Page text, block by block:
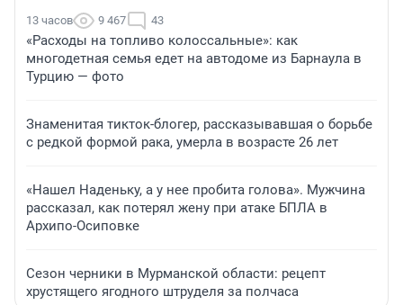
13 часов 9 467 43
«Расходы на топливо колоссальные»: как
многодетная семья едет на автодоме из Барнаула в
Турцию — фото
Знаменитая тикток-блогер, рассказывавшая о борьбе
с редкой формой рака, умерла в возрасте 26 лет
«Нашел Наденьку, а у нее пробита голова». Мужчина
рассказал, как потерял жену при атаке БПЛА в
Архипо-Осиповке
Сезон черники в Мурманской области: рецепт
хрустящего ягодного штруделя за полчаса